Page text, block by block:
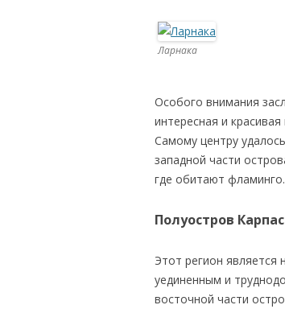
Ларнака
Особого внимания
интересная и
Самому центру
западной части
где обитают фламинго.
Полуостров Карпас
Этот регион
уединенным и
восточной части